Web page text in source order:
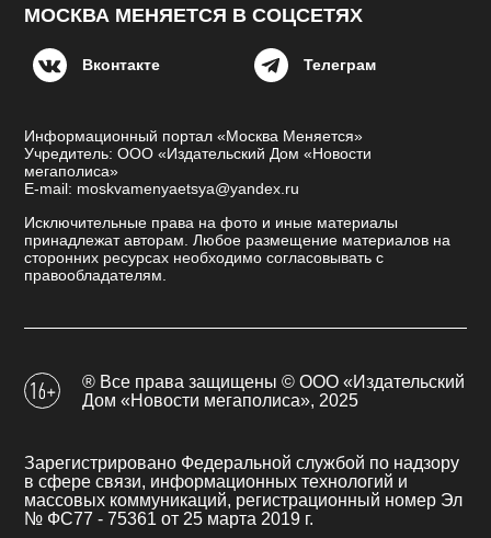
МОСКВА МЕНЯЕТСЯ В СОЦСЕТЯХ
Вконтакте Телеграм
Информационный портал «Москва Меняется»
Учредитель: ООО «Издательский Дом «Новости
мегаполиса»
E-mail: moskvamenyaetsya@yandex.ru
Исключительные права на фото и иные материалы
принадлежат авторам. Любое размещение материалов на
сторонних ресурсах необходимо согласовывать с
правообладателям.
® Все права защищены © ООО «Издательский
Дом «Новости мегаполиса», 2025
Зарегистрировано Федеральной службой по надзору
в сфере связи, информационных технологий и
массовых коммуникаций, регистрационный номер Эл
№ ФС77 - 75361 от 25 марта 2019 г.